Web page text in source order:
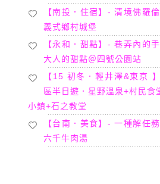
【南投．住宿】- 清境佛羅
義式鄉村城堡
【永和．甜點】- 巷弄內的
大人的甜點＠四號公園站
【15 初冬．輕井澤&東京
區半日遊．星野溫泉+村民食
小鎮+石之教堂
【台南．美食】- 一種解任
六千牛肉湯